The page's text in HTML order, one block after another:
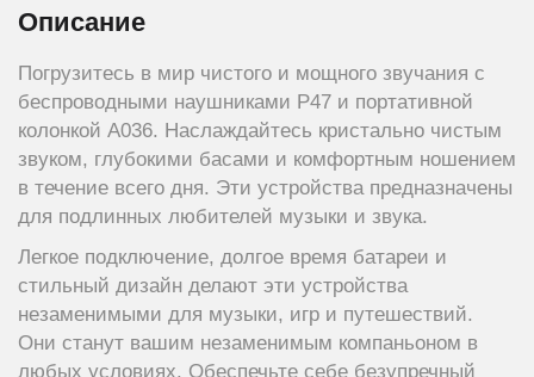
Описание
Погрузитесь в мир чистого и мощного звучания с
беспроводными наушниками P47 и портативной
колонкой A036. Наслаждайтесь кристально чистым
звуком, глубокими басами и комфортным ношением
в течение всего дня. Эти устройства предназначены
для подлинных любителей музыки и звука.
Легкое подключение, долгое время батареи и
стильный дизайн делают эти устройства
незаменимыми для музыки, игр и путешествий.
Они станут вашим незаменимым компаньоном в
любых условиях. Обеспечьте себе безупречный